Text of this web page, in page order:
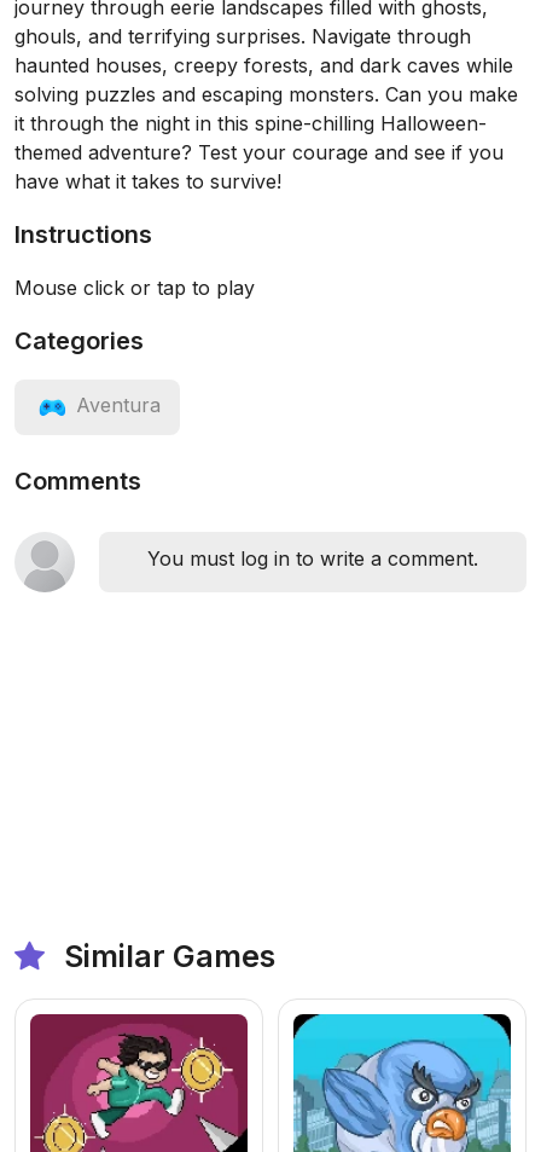
journey through eerie landscapes filled with ghosts,
ghouls, and terrifying surprises. Navigate through
haunted houses, creepy forests, and dark caves while
solving puzzles and escaping monsters. Can you make
it through the night in this spine-chilling Halloween-
themed adventure? Test your courage and see if you
have what it takes to survive!
Instructions
Mouse click or tap to play
Categories
Aventura
Comments
You must log in to write a comment.
Similar Games